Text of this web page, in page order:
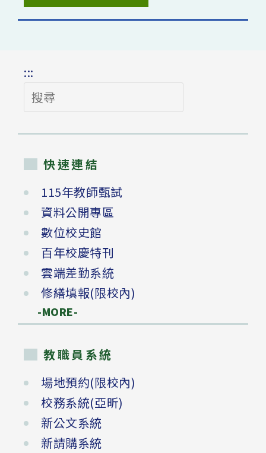
:::
搜
尋
快速連結
115年教師甄試
資料公開專區
數位校史館
百年校慶特刊
雲端差勤系統
修繕填報(限校內)
-MORE-
教職員系統
場地預約(限校內)
校務系統(亞昕)
新公文系統
新請購系統